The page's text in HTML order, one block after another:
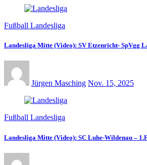
Fußball Landesliga
Landesliga Mitte (Video): SV Etzenricht- SpVgg
Jürgen Masching Nov. 15, 2025
Fußball Landesliga
Landesliga Mitte (Video): SC Luhe-Wildenau –